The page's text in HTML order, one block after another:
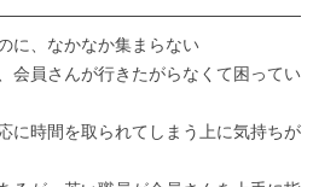
に、なかなか集まらない
会員さんが行きたがらなくて困ってい
に時間を取られてしまう上に気持ちが